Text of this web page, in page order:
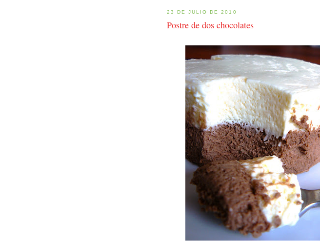
23 DE JULIO DE 2010
Postre de dos chocolates